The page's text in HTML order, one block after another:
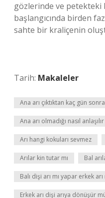
gözlerinde ve
başlangıcında birden
sahte bir kraliçenin
Tarih: Makaleler
Ana arı çıktıktan kaç gün
Ana arı olmadığı nasıl anlaşılır
Arı hangi kokuları sevmez
Arılar kin tutar mı Bal
Balı dişi arı mı yapar erkek arı
Erkek arı dişi arıya dönüşür